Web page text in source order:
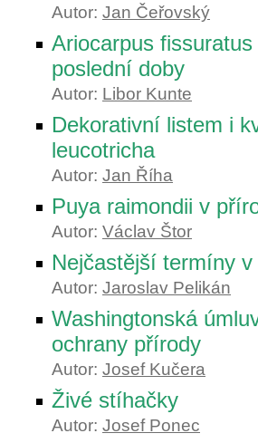
Autor: Jan Čeřovský
Ariocarpus
poslední doby
Autor: Libor Kunte
Dekorativní listem i
leucotricha
Autor: Jan Říha
Puya raimondii v
Autor: Václav Štor
Nejčastější termíny v
Autor: Jaroslav Pelikán
Washingtonská
ochrany přírody
Autor: Josef Kučera
Živé stíhačky
Autor: Josef Ponec